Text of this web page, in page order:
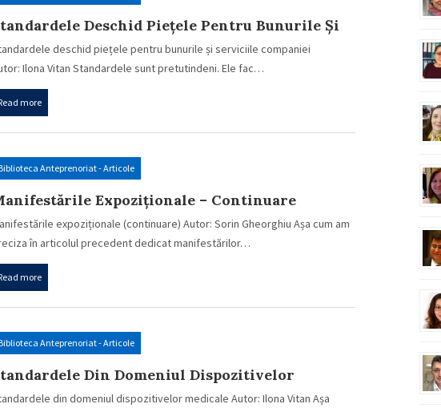
Deschid Piețele Pentru Bunurile Și
Companiei
deschid piețele pentru bunurile și serviciile companiei
Ilona Vitan Standardele sunt pretutindeni. Ele fac…
more
Anteprenoriat - Articole
Expoziționale – Continuare
expoziționale (continuare) Autor: Sorin Gheorghiu Așa cum am
în articolul precedent dedicat manifestărilor…
more
Anteprenoriat - Articole
Din Domeniul Dispozitivelor
din domeniul dispozitivelor medicale Autor: Ilona Vitan Așa